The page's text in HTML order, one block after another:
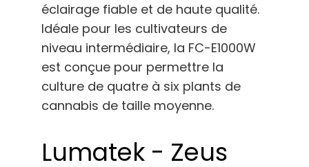
éclairage fiable et de haute qualité.
Idéale pour les cultivateurs de
niveau intermédiaire, la FC-E1000W
est conçue pour permettre la
culture de quatre à six plants de
cannabis de taille moyenne.
Lumatek - Zeus